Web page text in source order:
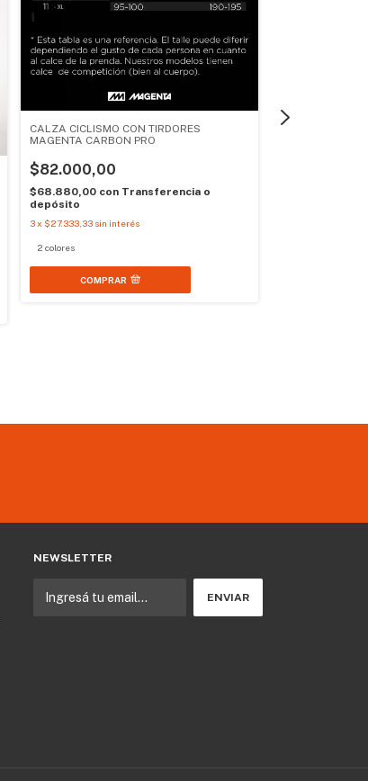
CALZA CICLISMO CON TIRDORES
MAGENTA CARBON PRO
$82.000,00
$68.880,00 con Transferencia o
depósito
3x $27.333,33 sin interés
2 colores
COMPRAR
NEWSLETTER